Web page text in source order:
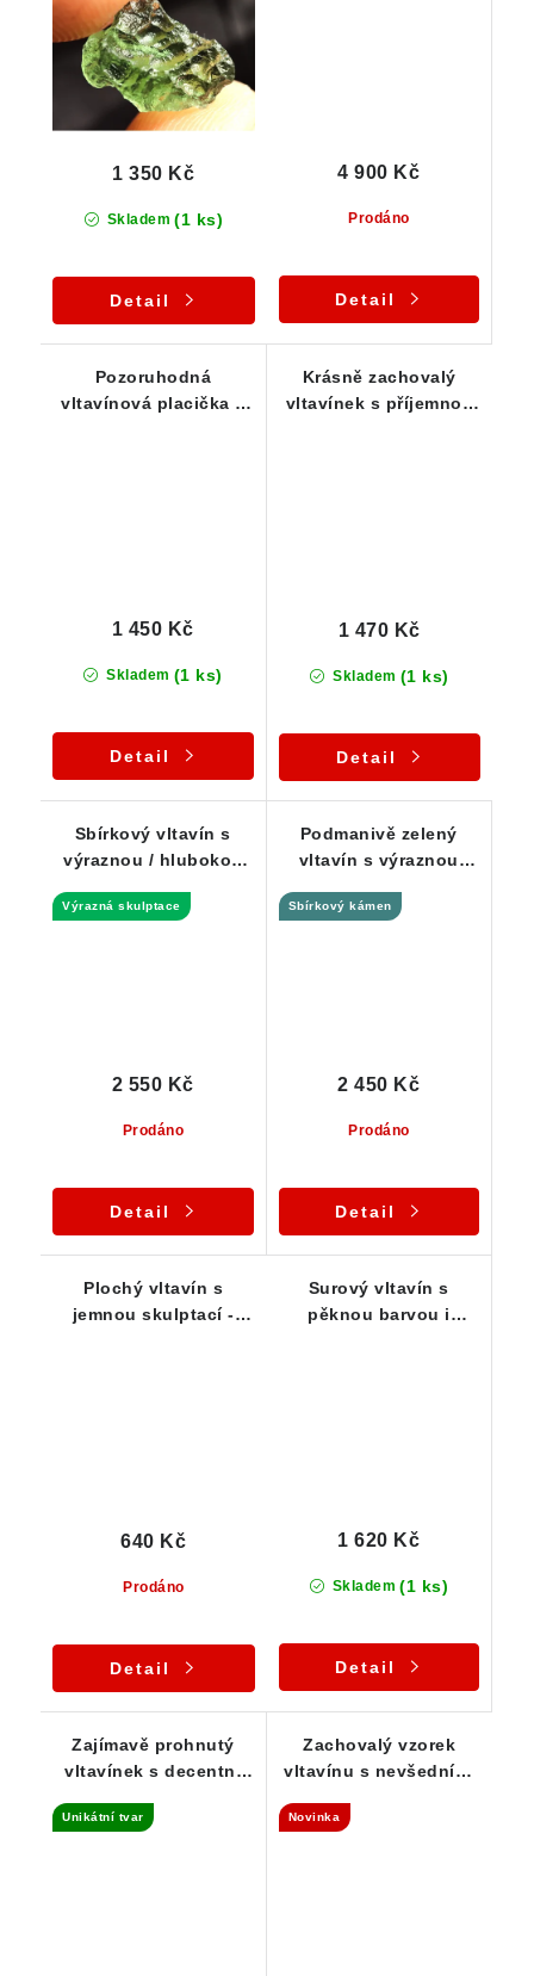
Skladem (1 ks)
1 350 Kč
Detail
Prodáno
4 900 Kč
Detail
Pozoruhodná
vltavínová placička s
Skladem (1 ks)
1 450 Kč
Detail
Krásně zachovalý
vltavínek s příjemnou
Skladem (1 ks)
1 470 Kč
Detail
Sbírkový vltavín s
výraznou / hlubokou
Výrazná skulptace
Prodáno
2 550 Kč
Detail
Podmanivě zelený
vltavín s výraznou
Dobrkovská Lhotka -
Sbírkový kámen
Prodáno
2 450 Kč
Detail
Plochý vltavín s
jemnou skulptací -
Prodáno
640 Kč
Detail
Surový vltavín s
pěknou barvou i
Skladem (1 ks)
1 620 Kč
Detail
Zajímavě prohnutý
vltavínek s decentní
Unikátní tvar
Zachovalý vzorek
vltavínu s nevšedními
Novinka